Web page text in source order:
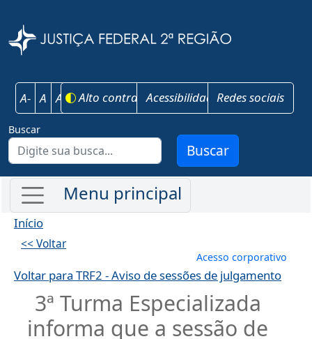
A- A A+ Alto contrasteAcessibilidadeRedes sociais
Buscar
Buscar
Início
<< Voltar
Menu de
Acesso corporativo
Voltar para TRF2 - Aviso de sessões de julgamento
3ª Turma Especializada
informa que a sessão de